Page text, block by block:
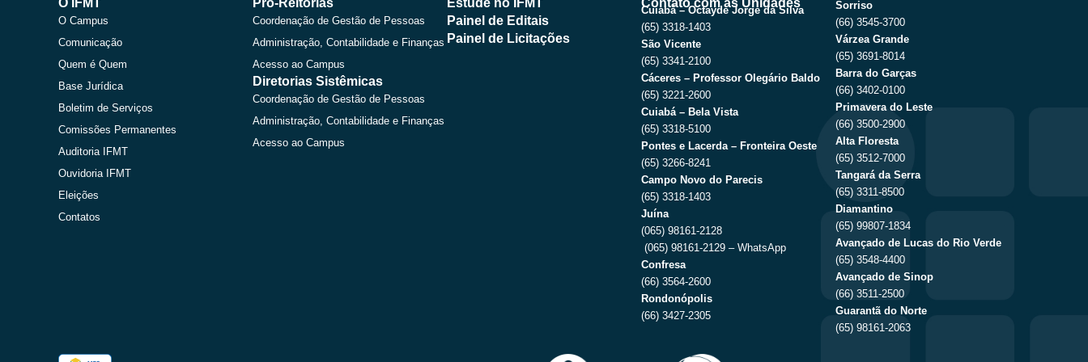
e
r
a
m
O Campus
Comunicação
Quem é Quem
Base Jurídica
Boletim de Serviços
Comissões Permanentes
Auditoria IFMT
Ouvidoria IFMT
Eleições
Contatos
Coordenação de Gestão de Pessoas
Administração, Contabilidade e Finanças
Acesso ao Campus
Diretorias Sistêmicas
Coordenação de Gestão de Pessoas
Administração, Contabilidade e Finanças
Acesso ao Campus
Painel de Editais
Painel de Licitações
Cuiabá – Octayde Jorge da Silva
(65) 3318-1403
São Vicente
(65) 3341-2100
Cáceres – Professor Olegário Baldo
(65) 3221-2600
Cuiabá – Bela Vista
(65) 3318-5100
Pontes e Lacerda – Fronteira Oeste
(65) 3266-8241
Campo Novo do Parecis
(65) 3318-1403
Juína
(065) 98161-2128
(065) 98161-2129 – WhatsApp
Confresa
(66) 3564-2600
Rondonópolis
(66) 3427-2305
Sorriso
(66) 3545-3700
Várzea Grande
(65) 3691-8014
Barra do Garças
(66) 3402-0100
Primavera do Leste
(66) 3500-2900
Alta Floresta
(65) 3512-7000
Tangará da Serra
(65) 3311-8500
Diamantino
(65) 99807-1834
Avançado de Lucas do Rio Verde
(65) 3548-4400
Avançado de Sinop
(66) 3511-2500
Guarantã do Norte
(65) 98161-2063